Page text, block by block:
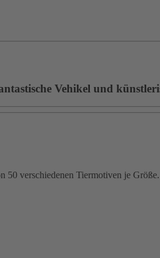
Vehikel und
50 verschiedenen Tiermotiven je